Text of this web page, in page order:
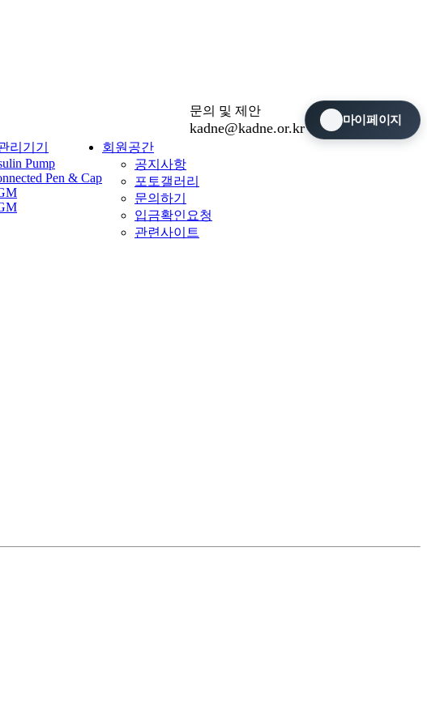
문의 및 제안
kadne@kadne.or.kr
마이페이지
리기기
Pump
Pen & Cap
회원공간
공지사항
포토갤러리
문의하기
입금확인요청
관련사이트